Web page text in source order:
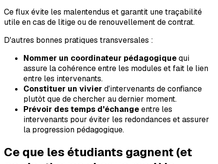
Ce flux évite les malentendus et garantit une traçabilité
utile en cas de litige ou de renouvellement de contrat.
D'autres bonnes pratiques transversales :
Nommer un coordinateur pédagogiquequi
assure la cohérence entre les modules et fait le lien
entre les intervenants.
Constituer un vivier d'intervenants de confiance
plutôt que de chercher au dernier moment.
Prévoir des temps d'échangeentre les
intervenants pour éviter les redondances et assurer
la progression pédagogique.
Ce que les étudiants gagnent (et